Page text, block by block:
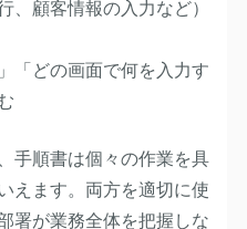
、顧客情報の入力など）
「どの画面で何を入力す
手順書は個々の作業を具
えます。両方を適切に使
署が業務全体を把握しな